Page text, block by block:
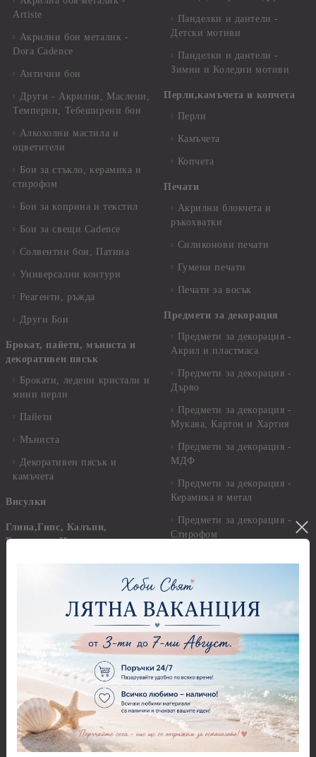
Artiste
Акрилни бои металик -
Dora Cadence
Антични бои
Други - Акрилни, Маслени,
Темперни, Тебеширени бои
Алкохолни мастила и
оцветители
Бои за стъкло, керамика и
стирофом
Бои за коприна и текстил
Бои за свещи Cadence
Солвентни бои, Патина
Универсални контури
Реагенти, ръжда
Други Бои
Брокат, пайети, мъниста и
декоративен пясък
Брокати, ледени кристали и
мини перли
Пайети
Мъниста
Декоративен пясък и
камъчета
Висулки
Глина,Гипс, Калъпи,
Елементи, Инструменти
Керамична смес за отливки
Елементи от полимерна
Пластични елементи
Инструменти за моделиране
Молдове и шаблони
Глина
Самосъхнеща глина
Панделки и дантели -
Детски мотиви
Панделки и дантели -
Зимни и Коледни мотиви
Перли,камъчета и копчета
Перли
Камъчета
Копчета
Печати
Акрилни блокчета и
ръкохватки
Силиконови печати
Гумени печати
Печати за восък
Предмети за декорация
Предмети за декорация -
Акрил и пластмаса
Предмети за декорация -
Дърво
Предмети за декорация -
Мукава, Картон и Хартия
Предмети за декорация -
МДФ
Предмети за декорация -
Керамика и метал
Предмети за декорация -
Стирофом
Предмети за декорация -
Плат, органза, зебло,
целофан
Пънчове Перфоратори
Перфоратори до 2,50 см
Перфоратори 2,50 см
Перфоратори над 2,50 см
Бордюрни пънчове